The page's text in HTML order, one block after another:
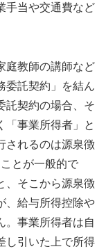
手当や交通費など
庭教師の講師など
委託契約」を結ん
託契約の場合、そ
「事業所得者」と
されるのは源泉徴
とが一般的で
、そこから源泉徴
、給与所得控除や
。事業所得者は自
し引いた上で所得